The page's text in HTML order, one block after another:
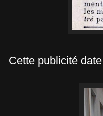
Cette publicité